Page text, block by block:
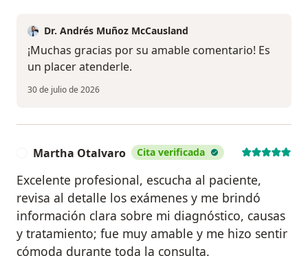
Dr. Andrés Muñoz McCausland
¡Muchas gracias por su amable comentario! Es
un placer atenderle.
30 de julio de 2026
Martha Otalvaro Cita verificada
Excelente profesional, escucha al paciente,
revisa al detalle los exámenes y me brindó
información clara sobre mi diagnóstico, causas
y tratamiento; fue muy amable y me hizo sentir
cómoda durante toda la consulta.